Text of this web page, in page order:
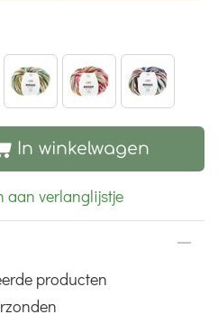
In winkelwagen
aan verlanglijstje
producten